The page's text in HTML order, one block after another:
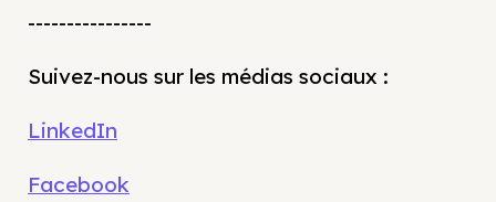
----------------
Suivez-nous sur les médias sociaux :
LinkedIn
Facebook